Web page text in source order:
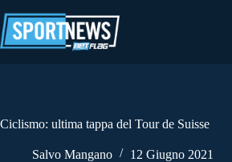
al
contenuto
Ciclismo: ultima tappa del Tour de Suisse
Salvo Mangano 12 Giugno 2021